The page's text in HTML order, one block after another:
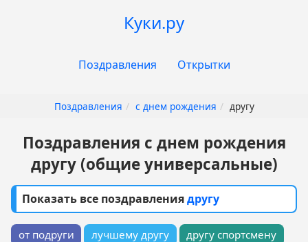
Куки.ру
ОсновнаяПоздравления Открытки
Поздравления с днем рождения другу
Поздравления с днем рождения
другу (общие универсальные)
Показать все поздравлениядругу
от подруги лучшему другу
другу спортсмену